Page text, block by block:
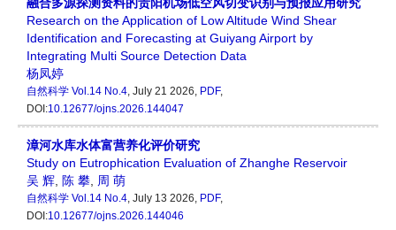
Research on the Application of Low Altitude Wind Shear
Identification and Forecasting at Guiyang Airport by
Integrating Multi Source Detection Data
杨凤婷
自然科学 Vol.14 No.4, July 21 2026, PDF,
DOI:10.12677/ojns.2026.144047
漳河水库水体富营养化评价研究
Study on Eutrophication Evaluation of Zhanghe Reservoir
吴 辉
陈 攀 周 萌
自然科学 Vol.14 No.4, July 13 2026, PDF,
DOI:10.12677/ojns.2026.144046